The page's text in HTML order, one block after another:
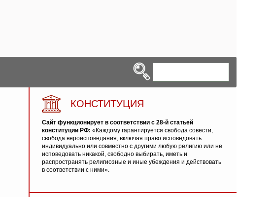
КОНСТИТУЦИЯ
Сайт функционирует в соответствии с 28-й статьей
конституции РФ: «Каждому гарантируется свобода совести,
свобода вероисповедания, включая право исповедовать
индивидуально или совместно с другими любую религию или не
исповедовать никакой, свободно выбирать, иметь и
распространять религиозные и иные убеждения и действовать
в соответствии с ними».